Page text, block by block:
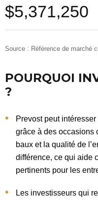
$5,371,250
Source : Référence de marché
POURQUOI
?
Prevost peut
grâce à des occasions
baux et la qualité de
différence, ce qui aide
pertinents pour les
Les investisseurs qui